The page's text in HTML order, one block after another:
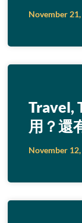
November
Travel,
用？還
November